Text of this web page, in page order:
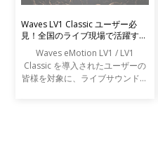
Waves LV1 Classic ユーザー必
見！全国のライブ現場で活躍する
Waves eMotion LV1 / LV1
Classic を導入されたユーザーの
皆様を対象に、ライブサウンドの